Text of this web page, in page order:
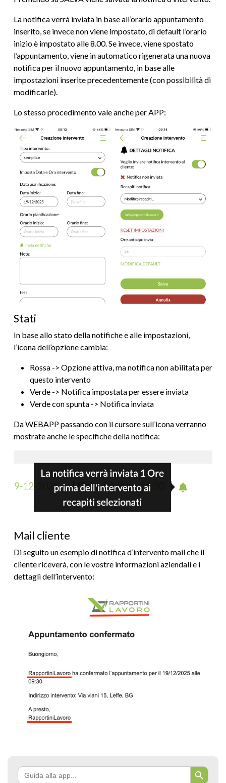
La notifica verrà inviata in base all’orario appuntamento
inserito, se invece non viene impostato, di default l’orario
inizio è impostato alle 8.00. Se invece, viene spostato
l’appuntamento, viene in automatico rigenerata una nuova
notifica per il nuovo appuntamento, in base alle
impostazioni inserite precedentemente (con possibilità di
modificarle).
Lo stesso procedimento vale anche per APP:
Stati
In base allo stato della notifiche e alle impostazioni,
l’icona dell’opzione cambia:
Rossa -> Opzione attiva, ma notifica non abilitata per
questo intervento
Verde -> Notifica impostata per essere inviata
Verde con spunta -> Notifica inviata
Da WEBAPP passando con il cursore sull’icona verranno
mostrate anche le specifiche della notifica:
Mail cliente
Di seguito un esempio di notifica d’intervento mail che il
cliente riceverà, con le vostre informazioni aziendali e i
dettagli dell’intervento:
Search
for:
Search Button